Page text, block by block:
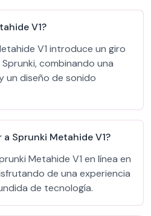
V1?
V1 introduce un giro
combinando una
un diseño de sonido
Sprunki Metahide V1?
Metahide V1 en línea en
de una experiencia
de tecnología.